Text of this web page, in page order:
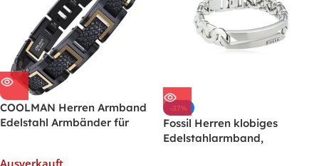
COOLMAN Herren Armband
Edelstahl Armbänder für
Ausverkauft
-37%
Fossil Herren klobiges
Edelstahlarmband,